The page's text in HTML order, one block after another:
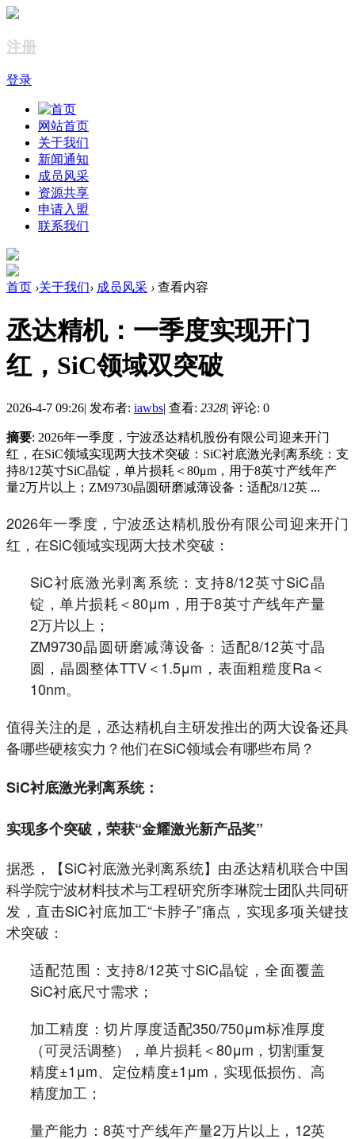
注册
登录
网站首页
关于我们
新闻通知
成员风采
资源共享
申请入盟
联系我们
首页 ›关于我们› 成员风采 › 查看内容
丞达精机：一季度实现开门
红，SiC领域双突破
2026-4-7 09:26| 发布者: iawbs| 查看: 2328| 评论: 0
摘要: 2026年一季度，宁波丞达精机股份有限公司迎来开门
红，在SiC领域实现两大技术突破：SiC衬底激光剥离系统：支
持8/12英寸SiC晶锭，单片损耗＜80μm，用于8英寸产线年产
量2万片以上；ZM9730晶圆研磨减薄设备：适配8/12英 ...
2026年一季度，宁波丞达精机股份有限公司迎来开门
红，在SiC领域实现两大技术突破：
SiC衬底激光剥离系统：支持8/12英寸SiC晶
锭，单片损耗＜80μm，用于8英寸产线年产量
2万片以上；
ZM9730晶圆研磨减薄设备：适配8/12英寸晶
圆，晶圆整体TTV＜1.5μm，表面粗糙度Ra＜
10nm。
值得关注的是，丞达精机自主研发推出的两大设备还具
备哪些硬核实力？他们在SiC领域会有哪些布局？
SiC衬底激光剥离系统：
实现多个突破，荣获“金耀激光新产品奖”
据悉，【SiC衬底激光剥离系统】由丞达精机联合中国
科学院宁波材料技术与工程研究所李琳院士团队共同研
发，直击SiC衬底加工“卡脖子”痛点，实现多项关键技
术突破：
适配范围：支持8/12英寸SiC晶锭，全面覆盖
SiC衬底尺寸需求；
加工精度：切片厚度适配350/750μm标准厚度
（可灵活调整），单片损耗＜80μm，切割重复
精度±1μm、定位精度±1μm，实现低损伤、高
精度加工；
量产能力：8英寸产线年产量2万片以上，12英